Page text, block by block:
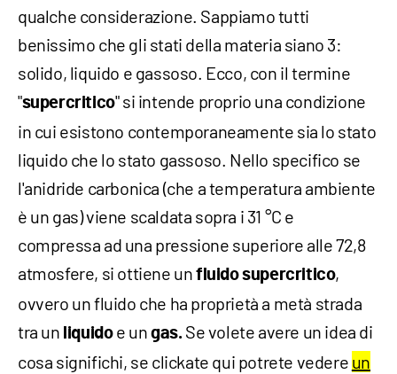
qualche considerazione. Sappiamo tutti
benissimo che gli stati della materia siano 3:
solido, liquido e gassoso. Ecco, con il termine
"supercritico" si intende proprio una condizione
in cui esistono contemporaneamente sia lo stato
liquido che lo stato gassoso. Nello specifico se
l'anidride carbonica (che a temperatura ambiente
è un gas) viene scaldata sopra i 31 °C e
compressa ad una pressione superiore alle 72,8
atmosfere, si ottiene unfluidosupercritico,
ovvero un fluido che ha proprietà a metà strada
tra un liquidoe ungas. Se volete avere un idea di
cosa significhi, se clickate qui potrete vedere un